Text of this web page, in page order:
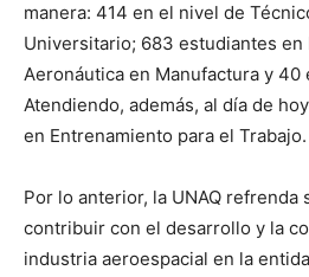
manera: 414 en el nivel de
Universitario; 683 estudiantes
Aeronáutica en Manufactura y 40
Atendiendo, además, al día de
en Entrenamiento para el Trabajo.
Por lo anterior, la UNAQ refrenda
contribuir con el desarrollo y la
industria aeroespacial en la